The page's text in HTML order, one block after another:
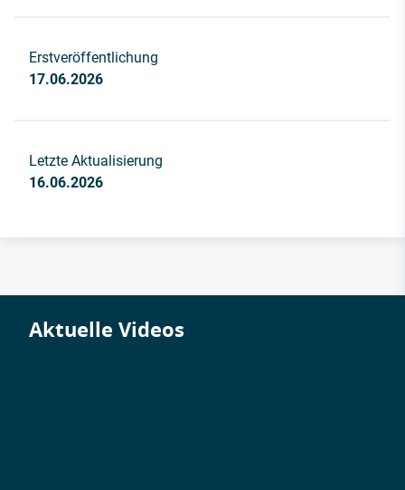
Erstveröffentlichung
17.06.2026
Letzte Aktualisierung
16.06.2026
Aktuelle Videos